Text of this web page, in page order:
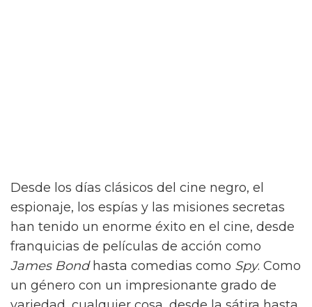
Desde los días clásicos del cine negro, el
espionaje, los espías y las misiones secretas
han tenido un enorme éxito en el cine, desde
franquicias de películas de acción como
James Bondhasta comedias como Spy. Como
un género con un impresionante grado de